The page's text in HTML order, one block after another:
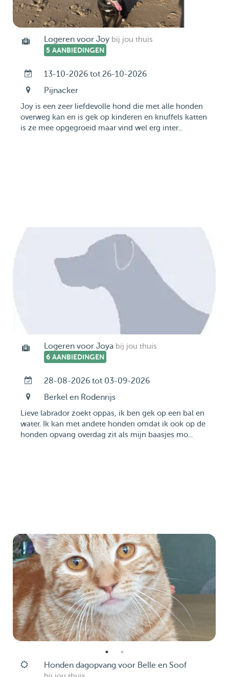
Logeren voor Joy bij jou thuis
5 AANBIEDINGEN
13-10-2026 tot 26-10-2026
Pijnacker
Joy is een zeer liefdevolle hond die met alle honden
overweg kan en is gek op kinderen en knuffels katten
is ze mee opgegroeid maar vind wel erg inter...
Logeren voor Joya bij jou thuis
6 AANBIEDINGEN
28-08-2026 tot 03-09-2026
Berkel en Rodenrijs
Lieve labrador zoekt oppas, ik ben gek op een bal en
water. Ik kan met andete honden omdat ik ook op de
honden opvang overdag zit als mijn baasjes mo...
Honden dagopvang voor Belle en Soof